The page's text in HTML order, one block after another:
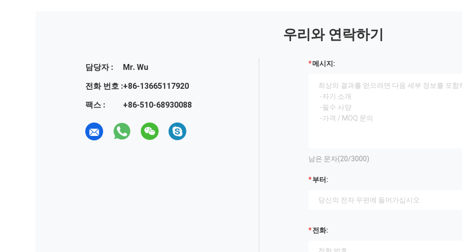
우리와 연락하기
담당자 :
Mr. Wu
전화 번호 :+86-13665117920
팩스 :
+86-510-68930088
메시지:
남은 문자(20/3000)
부터:
전화: